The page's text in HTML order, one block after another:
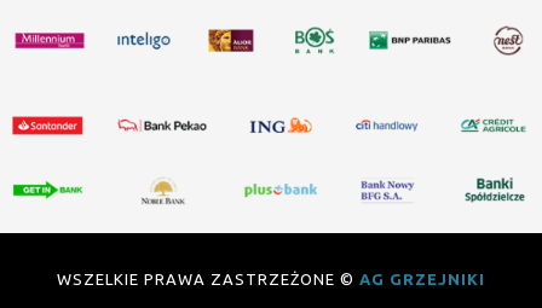
WSZELKIE PRAWA ZASTRZEŻONE © AG GRZEJNIKI